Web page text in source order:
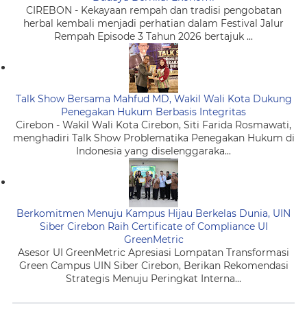
CIREBON - Kekayaan rempah dan tradisi pengobatan
herbal kembali menjadi perhatian dalam Festival Jalur
Rempah Episode 3 Tahun 2026 bertajuk ...
Talk Show Bersama Mahfud MD, Wakil Wali Kota Dukung
Penegakan Hukum Berbasis Integritas
Cirebon - Wakil Wali Kota Cirebon, Siti Farida Rosmawati,
menghadiri Talk Show Problematika Penegakan Hukum di
Indonesia yang diselenggaraka...
Berkomitmen Menuju Kampus Hijau Berkelas Dunia, UIN
Siber Cirebon Raih Certificate of Compliance UI
GreenMetric
Asesor UI GreenMetric Apresiasi Lompatan Transformasi
Green Campus UIN Siber Cirebon, Berikan Rekomendasi
Strategis Menuju Peringkat Interna...